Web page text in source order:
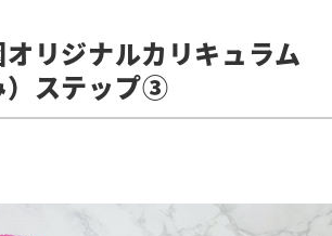
リジナルカリキュラム
）ステップ③